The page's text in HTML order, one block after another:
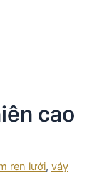
cao
ren lưới, váy